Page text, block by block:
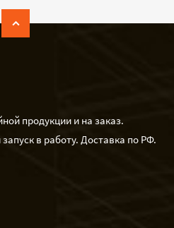
продукции и на заказ.
в работу. Доставка по РФ.